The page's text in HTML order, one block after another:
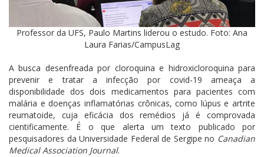
Professor da UFS, Paulo Martins liderou o estudo. Foto: Ana
Laura Farias/CampusLag
A busca desenfreada por cloroquina e hidroxicloroquina para
prevenir e tratar a infecção por covid-19 ameaça a
disponibilidade dos dois medicamentos para pacientes com
malária e doenças inflamatórias crônicas, como lúpus e artrite
reumatoide, cuja eficácia dos remédios já é comprovada
cientificamente. É o que alerta um texto publicado por
pesquisadores da Universidade Federal de Sergipe no Canadian
Medical Association Journal.